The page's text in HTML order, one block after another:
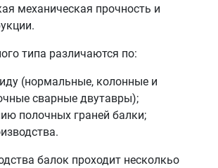
механическая прочность и
типа различаются по:
(нормальные, колонные и
сварные двутавры);
полочных граней балки;
балок проходит несколкьо